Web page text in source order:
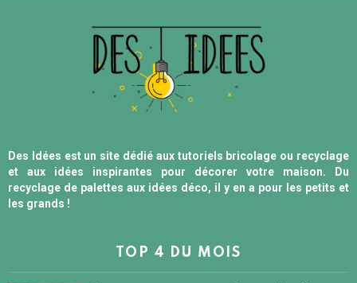
Des Idées est un site dédié aux tutoriels bricolage ou recyclage
et aux idées inspirantes pour décorer votre maison. Du
recyclage de palettes aux idées déco, il y en a pour les petits et
les grands !
TOP 4 DU MOIS